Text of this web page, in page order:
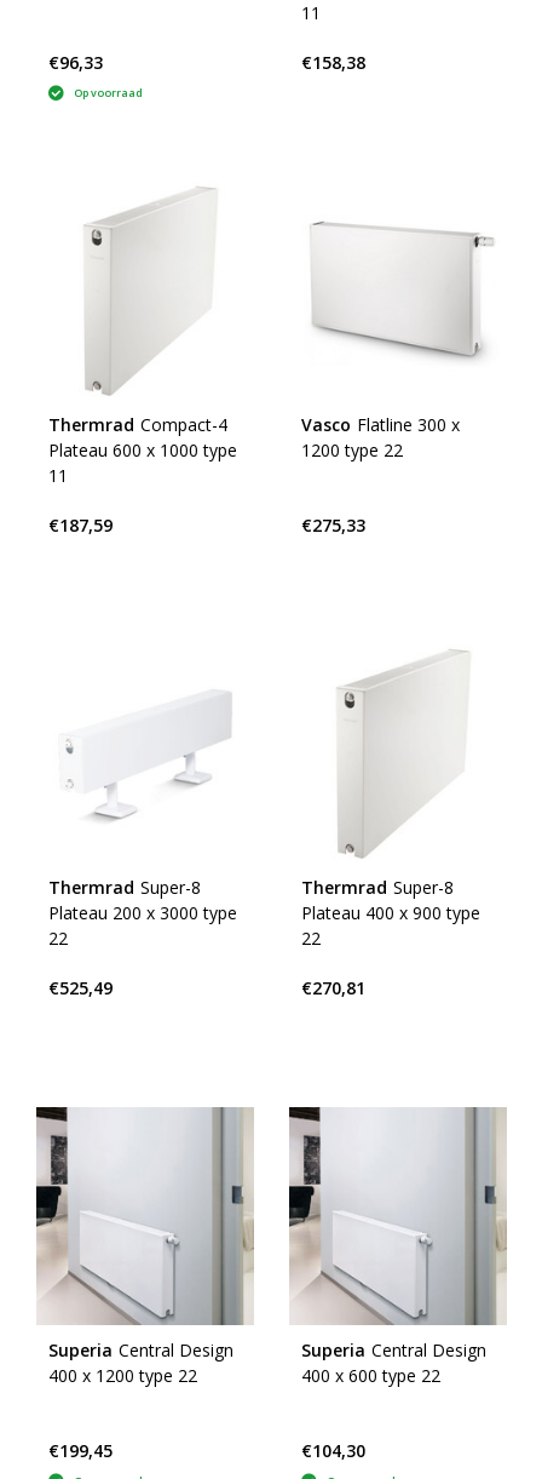
€96,33
Op voorraad
11
€158,38
Thermrad Compact-4
Plateau 600 x 1000 type
11
€187,59
Vasco Flatline 300 x
1200 type 22
€275,33
Thermrad Super-8
Plateau 200 x 3000 type
22
€525,49
Thermrad Super-8
Plateau 400 x 900 type
22
€270,81
Superia Central Design
400 x 1200 type 22
€199,45
Superia Central Design
400 x 600 type 22
€104,30